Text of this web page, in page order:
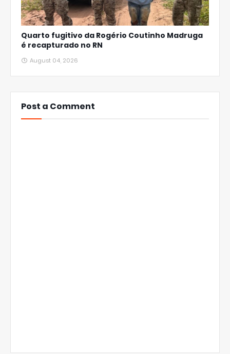
Quarto fugitivo da Rogério Coutinho Madruga
é recapturado no RN
August 04, 2026
Post a Comment